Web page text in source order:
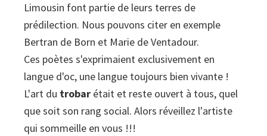
(Sud-
Périgord)
Limousin font partie de leurs terres de
prédilection. Nous pouvons citer en exemple
Bertran de Born et Marie de Ventadour.
Ces poètes s'exprimaient exclusivement en
langue d'oc, une langue toujours bien vivante !
L'art du trobar était et reste ouvert à tous, quel
que soit son rang social. Alors réveillez l'artiste
qui sommeille en vous !!!